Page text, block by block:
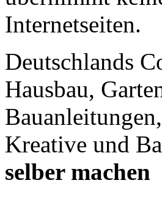
Internetseiten.
Deutschlands
Hausbau,
Kreative und
selber machen